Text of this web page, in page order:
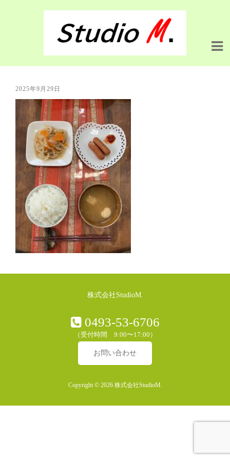
2025年9月29日
株式会社StudioM.
0493-53-6706
（受付時間 9:00〜17:00）
お問い合わせ
Copyright © 2026 株式会社StudioM.